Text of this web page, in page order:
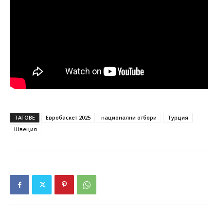
ТАГОВЕ Евробаскет 2025 национални отбори
Турция
Швеция